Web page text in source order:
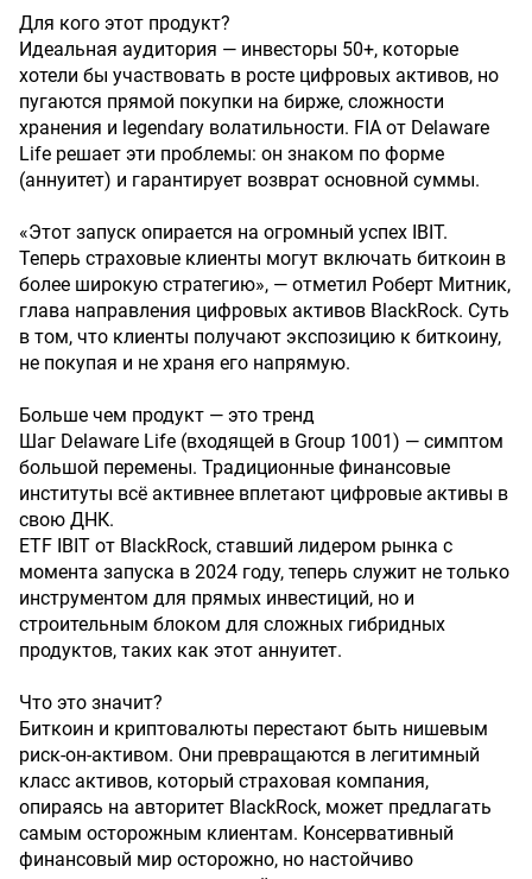
Для кого этот продукт?
Идеальная аудитория — инвесторы 50+, которые
хотели бы участвовать в росте цифровых активов, но
пугаются прямой покупки на бирже, сложности
хранения и legendary волатильности. FIA от Delaware
Life решает эти проблемы: он знаком по форме
(аннуитет) и гарантирует возврат основной суммы.
«Этот запуск опирается на огромный успех IBIT.
Теперь страховые клиенты могут включать биткоин в
более широкую стратегию», — отметил Роберт Митник,
глава направления цифровых активов BlackRock. Суть
в том, что клиенты получают экспозицию к биткоину,
не покупая и не храня его напрямую.
Больше чем продукт — это тренд
Шаг Delaware Life (входящей в Group 1001) — симптом
большой перемены. Традиционные финансовые
институты всё активнее вплетают цифровые активы в
свою ДНК.
ETF IBIT от BlackRock, ставший лидером рынка с
момента запуска в 2024 году, теперь служит не только
инструментом для прямых инвестиций, но и
строительным блоком для сложных гибридных
продуктов, таких как этот аннуитет.
Что это значит?
Биткоин и криптовалюты перестают быть нишевым
риск-он-активом. Они превращаются в легитимный
класс активов, который страховая компания,
опираясь на авторитет BlackRock, может предлагать
самым осторожным клиентам. Консервативный
финансовый мир осторожно, но настойчиво